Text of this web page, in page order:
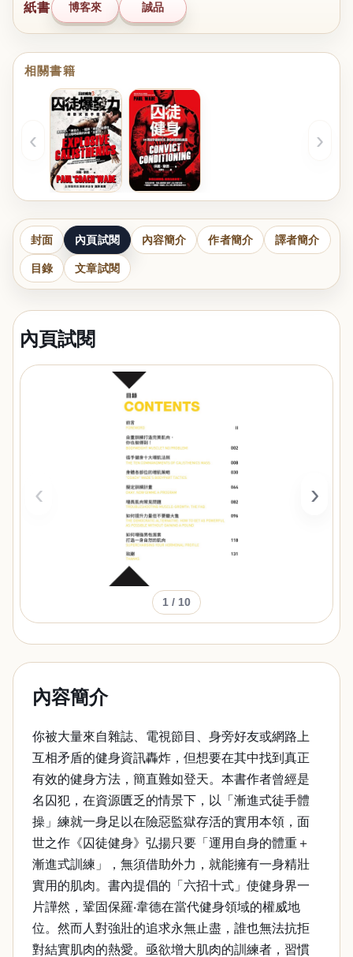
紙書 博客來 誠品
相關書籍
‹ ›
封面 內頁試閱 內容簡介 作者簡介 譯者簡介
目錄 文章試閱
內頁試閱
‹ ›
1 / 10
內容簡介
你被大量來自雜誌、電視節目、身旁好友或網路上
互相矛盾的健身資訊轟炸，但想要在其中找到真正
有效的健身方法，簡直難如登天。本書作者曾經是
名囚犯，在資源匱乏的情景下，以「漸進式徒手體
操」練就一身足以在險惡監獄存活的實用本領，面
世之作《囚徒健身》弘揚只要「運用自身的體重＋
漸進式訓練」，無須借助外力，就能擁有一身精壯
實用的肌肉。書內提倡的「六招十式」使健身界一
片譁然，鞏固保羅‧韋德在當代健身領域的權威地
位。然而人對強壯的追求永無止盡，誰也無法抗拒
對結實肌肉的熱愛。亟欲增大肌肉的訓練者，習慣